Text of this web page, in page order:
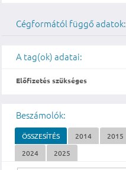
Cégformától függő adatok:
A tag(ok) adatai:
Előfizetés szükséges
Beszámolók:
ÖSSZESÍTÉS 2014 2015
2024
2025